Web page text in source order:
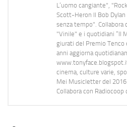
L’uomo cangiante",
Scott-Heron Il Bob Dylan
senza tempo". Collabora
"Vinile" e i quotidiani “Il
giurati del Premio Tenco
anni aggiorna
cinema, culture varie,
Mei Musicletter del
Collabora con Radiocoop